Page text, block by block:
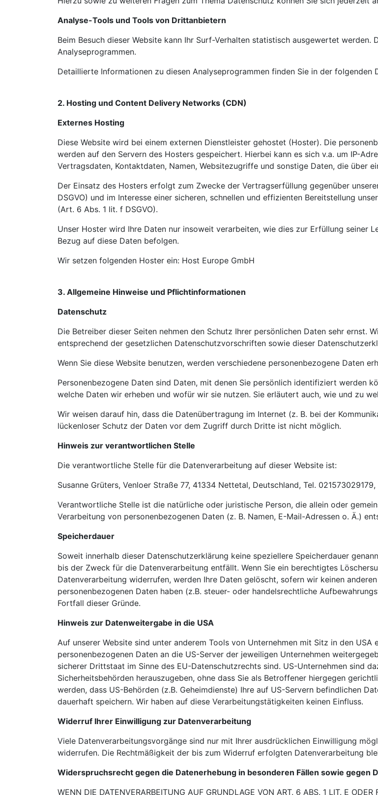
Analyse-Tools und Tools von Drittanbietern
Beim Besuch dieser Website kann Ihr Surf-Verhalten statistisch ausgewertet werden.
Analyseprogrammen.
Detaillierte Informationen zu diesen Analyseprogrammen finden Sie in der folgenden
2. Hosting und Content Delivery Networks (CDN)
Externes Hosting
Diese Website wird bei einem externen Dienstleister gehostet (Hoster). Die
werden auf den Servern des Hosters gespeichert. Hierbei kann es sich v.a. um IP-
Vertragsdaten, Kontaktdaten, Namen, Websitezugriffe und sonstige Daten, die über
Der Einsatz des Hosters erfolgt zum Zwecke der Vertragserfüllung gegenüber
DSGVO) und im Interesse einer sicheren, schnellen und effizienten Bereitstellung
(Art. 6 Abs. 1 lit. f DSGVO).
Unser Hoster wird Ihre Daten nur insoweit verarbeiten, wie dies zur Erfüllung seiner
Bezug auf diese Daten befolgen.
Wir setzen folgenden Hoster ein: Host Europe GmbH
3. Allgemeine Hinweise und Pflichtinformationen
Datenschutz
Die Betreiber dieser Seiten nehmen den Schutz Ihrer persönlichen Daten sehr ernst.
entsprechend der gesetzlichen Datenschutzvorschriften sowie dieser
Wenn Sie diese Website benutzen, werden verschiedene personenbezogene Daten
Personenbezogene Daten sind Daten, mit denen Sie persönlich identifiziert werden
welche Daten wir erheben und wofür wir sie nutzen. Sie erläutert auch, wie und zu
Wir weisen darauf hin, dass die Datenübertragung im Internet (z. B. bei der
lückenloser Schutz der Daten vor dem Zugriff durch Dritte ist nicht möglich.
Hinweis zur verantwortlichen Stelle
Die verantwortliche Stelle für die Datenverarbeitung auf dieser Website ist:
Susanne Grüters, Venloer Straße 77, 41334 Nettetal, Deutschland, Tel.
Verantwortliche Stelle ist die natürliche oder juristische Person, die allein oder
Verarbeitung von personenbezogenen Daten (z. B. Namen, E-Mail-Adressen o. Ä.)
Speicherdauer
Soweit innerhalb dieser Datenschutzerklärung keine speziellere Speicherdauer
bis der Zweck für die Datenverarbeitung entfällt. Wenn Sie ein berechtigtes
Datenverarbeitung widerrufen, werden Ihre Daten gelöscht, sofern wir keinen
personenbezogenen Daten haben (z.B. steuer- oder handelsrechtliche
Fortfall dieser Gründe.
Hinweis zur Datenweitergabe in die USA
Auf unserer Website sind unter anderem Tools von Unternehmen mit Sitz in den USA
personenbezogenen Daten an die US-Server der jeweiligen Unternehmen
sicherer Drittstaat im Sinne des EU-Datenschutzrechts sind. US-Unternehmen sind
Sicherheitsbehörden herauszugeben, ohne dass Sie als Betroffener hiergegen
werden, dass US-Behörden (z.B. Geheimdienste) Ihre auf US-Servern befindlichen
dauerhaft speichern. Wir haben auf diese Verarbeitungstätigkeiten keinen Einfluss.
Widerruf Ihrer Einwilligung zur Datenverarbeitung
Viele Datenverarbeitungsvorgänge sind nur mit Ihrer ausdrücklichen Einwilligung
widerrufen. Die Rechtmäßigkeit der bis zum Widerruf erfolgten Datenverarbeitung
Widerspruchsrecht gegen die Datenerhebung in besonderen Fällen sowie gegen
WENN DIE DATENVERARBEITUNG AUF GRUNDLAGE VON ART. 6 ABS. 1 LIT. E ODER